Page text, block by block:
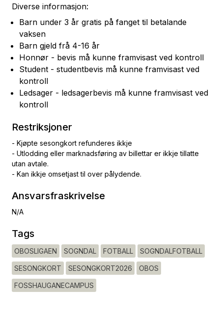
Diverse informasjon:
Barn under 3 år gratis på fanget til betalande
vaksen
Barn gjeld frå 4-16 år
Honnør - bevis må kunne framvisast ved kontroll
Student - studentbevis må kunne framvisast ved
kontroll
Ledsager - ledsagerbevis må kunne framvisast ved
kontroll
Restriksjoner
- Kjøpte sesongkort refunderes ikkje
- Utlodding eller marknadsføring av billettar er ikkje tillatte
utan avtale.
- Kan ikkje omsetjast til over pålydende.
Ansvarsfraskrivelse
N/A
Tags
OBOSLIGAEN SOGNDAL FOTBALL SOGNDALFOTBALL
SESONGKORT SESONGKORT2026 OBOS
FOSSHAUGANECAMPUS